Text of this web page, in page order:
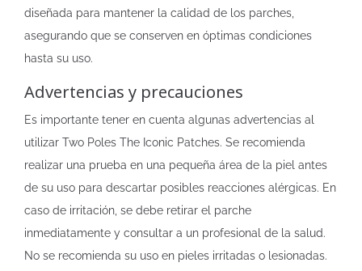
diseñada para mantener la calidad de los parches,
asegurando que se conserven en óptimas condiciones
hasta su uso.
Advertencias y precauciones
Es importante tener en cuenta algunas advertencias al
utilizar Two Poles The Iconic Patches. Se recomienda
realizar una prueba en una pequeña área de la piel antes
de su uso para descartar posibles reacciones alérgicas. En
caso de irritación, se debe retirar el parche
inmediatamente y consultar a un profesional de la salud.
No se recomienda su uso en pieles irritadas o lesionadas.